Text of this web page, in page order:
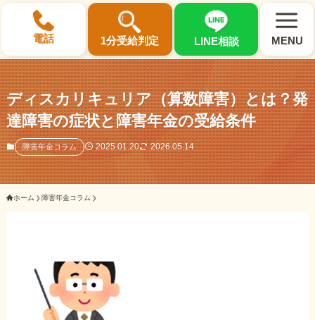
電話 1分受給判定 LINE相談 MENU
×
選ばれる3つの理由
初回相談料0円・受給後報酬型
サポート料金について
ご相談事例をみる
外出困難でもOK
ディスカリキュリア（算数障害）とは？発
達障害の症状と障害年金の受給条件
障害年金コラム 2025.01.20 2026.05.14
ホーム 障害年金コラム